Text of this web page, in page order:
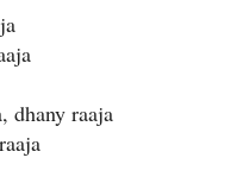
dhany raaja